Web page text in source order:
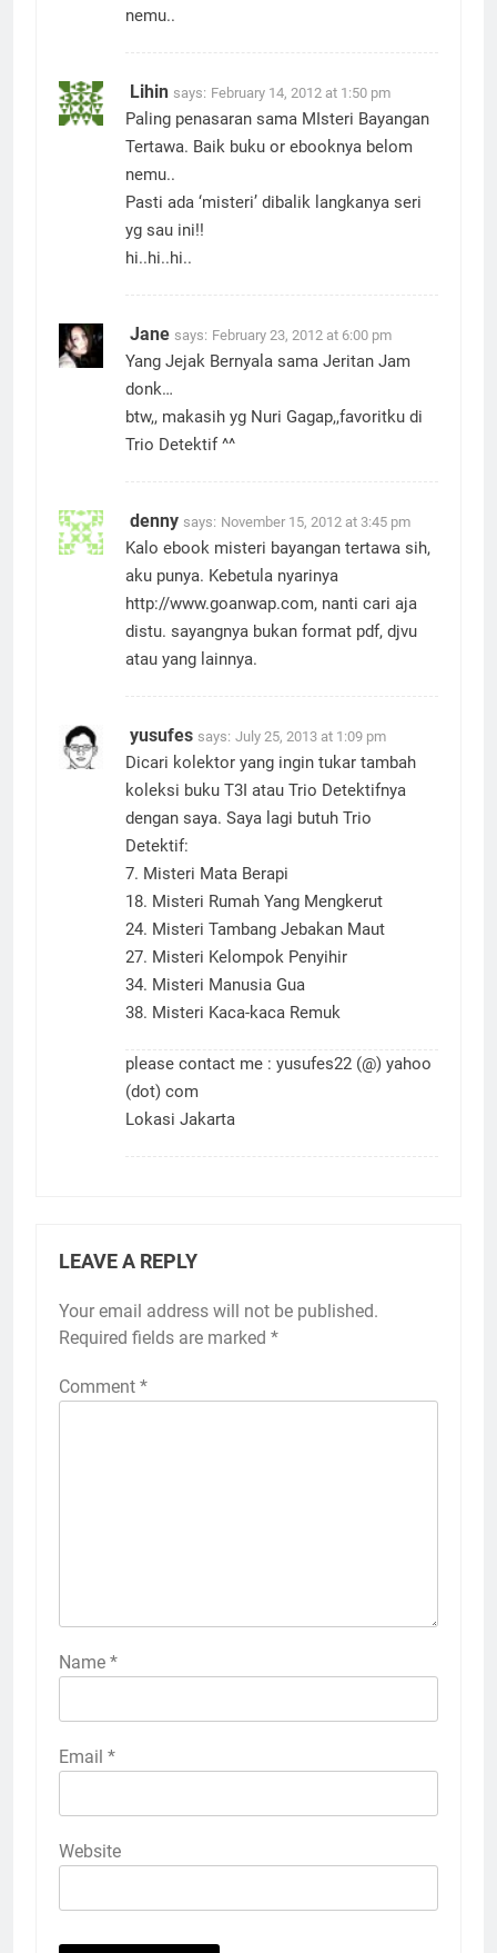
nemu..
Lihin says: February 14, 2012 at 1:50 pm
Paling penasaran sama MIsteri Bayangan
Tertawa. Baik buku or ebooknya belom
nemu..
Pasti ada ‘misteri’ dibalik langkanya seri
yg sau ini!!
hi..hi..hi..
Jane says: February 23, 2012 at 6:00 pm
Yang Jejak Bernyala sama Jeritan Jam
donk…
btw,, makasih yg Nuri Gagap,,favoritku di
Trio Detektif ^^
denny says: November 15, 2012 at 3:45 pm
Kalo ebook misteri bayangan tertawa sih,
aku punya. Kebetula nyarinya
http://www.goanwap.com, nanti cari aja
distu. sayangnya bukan format pdf, djvu
atau yang lainnya.
yusufes says: July 25, 2013 at 1:09 pm
Dicari kolektor yang ingin tukar tambah
koleksi buku T3I atau Trio Detektifnya
dengan saya. Saya lagi butuh Trio
Detektif:
7. Misteri Mata Berapi
18. Misteri Rumah Yang Mengkerut
24. Misteri Tambang Jebakan Maut
27. Misteri Kelompok Penyihir
34. Misteri Manusia Gua
38. Misteri Kaca-kaca Remuk
please contact me : yusufes22 (@) yahoo
(dot) com
Lokasi Jakarta
LEAVE A REPLY
Your email address will not be published.
Required fields are marked *
Comment *
Name *
Email *
Website